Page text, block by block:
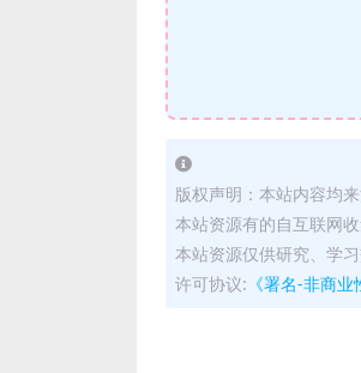
版权声明：本站内容均
本站资源有的自互联网
本站资源仅供研究、学
许可协议: 《署名-非商